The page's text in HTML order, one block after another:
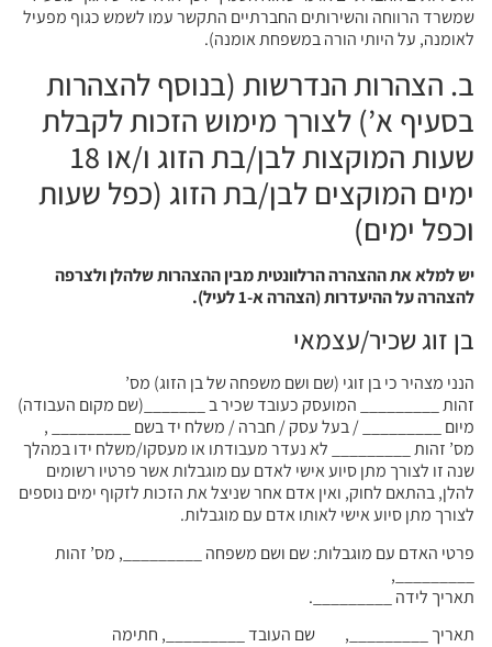
שמשרד הרווחה והשירותים החברתיים התקשר עמו לשמש כגוף מפעיל
לאומנה, על היותי הורה במשפחת אומנה).
ב. הצהרות הנדרשות (בנוסף להצהרות
בסעיף א’) לצורך מימוש הזכות לקבלת
שעות המוקצות לבן/בת הזוג ו/או 18
ימים המוקצים לבן/בת הזוג (כפל שעות
וכפל ימים)
יש למלא את ההצהרה הרלוונטית מבין ההצהרות שלהלן ולצרפה
להצהרה על ההיעדרות (הצהרה א-1 לעיל).
בן זוג שכיר/עצמאי
הנני מצהיר כי בן זוגי (שם ושם משפחה של בן הזוג) מס’
זהות _________ המועסק כעובד שכיר ב _______(שם מקום העבודה)
מיום _________ / בעל עסק / חברה / משלח יד בשם _________ ,
מס’ זהות _________ לא נעדר מעבודתו או מעסקו/משלח ידו במהלך
שנה זו לצורך מתן סיוע אישי לאדם עם מוגבלות אשר פרטיו רשומים
להלן, בהתאם לחוק, ואין אדם אחר שניצל את הזכות לזקוף ימים נוספים
לצורך מתן סיוע אישי לאותו אדם עם מוגבלות.
פרטי האדם עם מוגבלות: שם ושם משפחה _________, מס’ זהות
_________,
תאריך לידה _________.
תאריך _________, שם העובד _________, חתימה